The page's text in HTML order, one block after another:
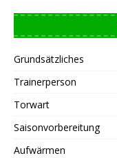
Grundsätzliches
Trainerperson
Torwart
Saisonvorbereitung
Aufwärmen